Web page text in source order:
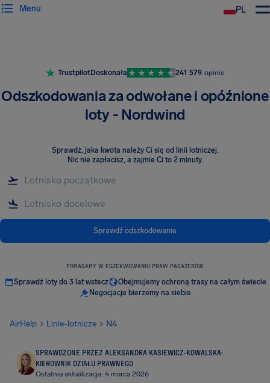
PL
Menu
TrustpilotDoskonała 241 579 opinie
Odszkodowania za odwołane i opóźnione
loty - Nordwind
Sprawdź, jaka kwota należy Ci się od linii lotniczej.
Nic nie zapłacisz, a zajmie Ci to 2 minuty.
Sprawdź odszkodowanie
POMAGAMY W EGZEKWOWANIU PRAW PASAŻERÓW
Sprawdź loty do 3 lat wstecz
Obejmujemy ochroną trasy na całym świecie
Negocjacje bierzemy na siebie
AirHelp Linie-lotnicze N4
SPRAWDZONE PRZEZ ALEKSANDRA KASIEWICZ-KOWALSKA·
KIEROWNIK DZIAŁU PRAWNEGO
Ostatnia aktualizacja: 4 marca 2026